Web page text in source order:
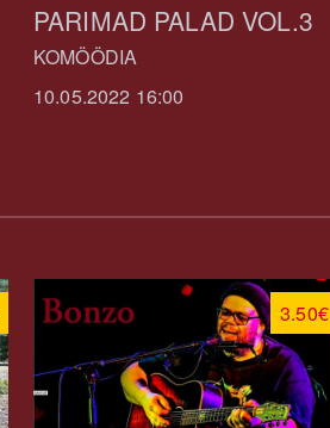
PARIMAD PALAD VOL.3
KOMÖÖDIA
10.05.2022 16:00
3.50€